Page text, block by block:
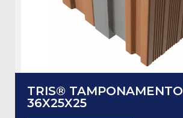
TRIS® TAMPONAMENTO
36X25X25